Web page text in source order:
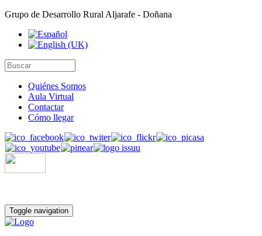
Grupo de Desarrollo Rural Aljarafe - Doñana
Quiénes Somos
Aula Virtual
Contactar
Cómo llegar
Toggle navigation